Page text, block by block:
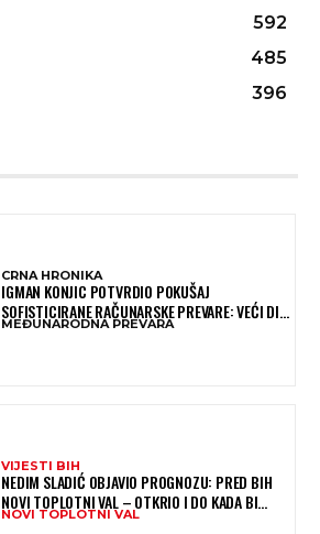
592
485
396
CRNA HRONIKA
IGMAN KONJIC POTVRDIO POKUŠAJ
SOFISTICIRANE RAČUNARSKE PREVARE: VEĆI DIO
NOVCA BLOKIRAN, OČEKUJE SE POVRAT
MEĐUNARODNA PREVARA
VIJESTI BIH
NEDIM SLADIĆ OBJAVIO PROGNOZU: PRED BIH
NOVI TOPLOTNI VAL – OTKRIO I DO KADA BI
MOGAO TRAJATI
NOVI TOPLOTNI VAL